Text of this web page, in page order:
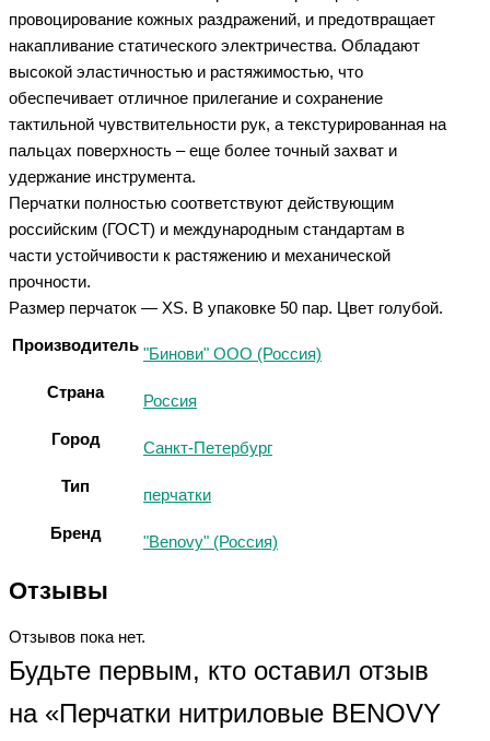
провоцирование кожных раздражений, и предотвращает
накапливание статического электричества. Обладают
высокой эластичностью и растяжимостью, что
обеспечивает отличное прилегание и сохранение
тактильной чувствительности рук, а текстурированная на
пальцах поверхность – еще более точный захват и
удержание инструмента.
Перчатки полностью соответствуют действующим
российским (ГОСТ) и международным стандартам в
части устойчивости к растяжению и механической
прочности.
Размер перчаток — XS. В упаковке 50 пар. Цвет голубой.
Производитель "Бинови" ООО (Россия)
Страна Россия
Город Санкт-Петербург
Тип перчатки
Бренд "Benovy" (Россия)
Отзывы
Отзывов пока нет.
Будьте первым, кто оставил отзыв
на «Перчатки нитриловые BENOVY